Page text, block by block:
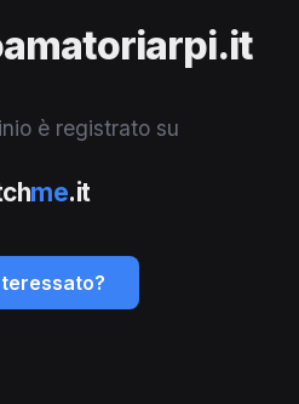
è registrato su
me.it